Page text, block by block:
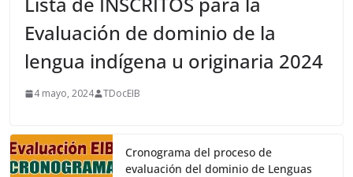
Evaluación de dominio de la
lengua indígena u originaria 2024
4 mayo, 2024 TDocEIB
Cronograma del proceso de
evaluación del dominio de Lenguas